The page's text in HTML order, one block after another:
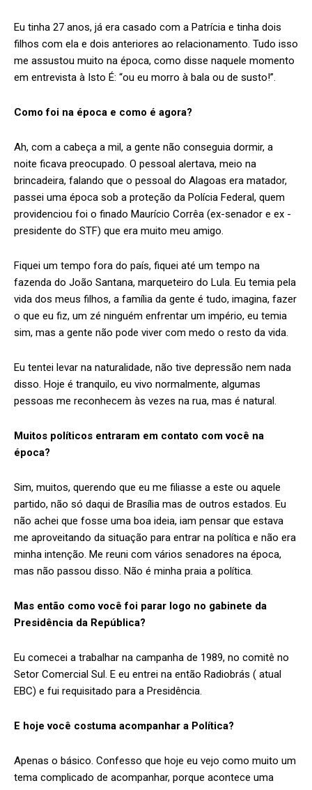
Eu tinha 27 anos, já era casado com a Patrícia e tinha dois
filhos com ela e dois anteriores ao relacionamento. Tudo isso
me assustou muito na época, como disse naquele momento
em entrevista à Isto É: “ou eu morro à bala ou de susto!”.
Como foi na época e como é agora?
Ah, com a cabeça a mil, a gente não conseguia dormir, a
noite ficava preocupado. O pessoal alertava, meio na
brincadeira, falando que o pessoal do Alagoas era matador,
passei uma época sob a proteção da Polícia Federal, quem
providenciou foi o finado Maurício Corrêa (ex-senador e ex -
presidente do STF) que era muito meu amigo.
Fiquei um tempo fora do país, fiquei até um tempo na
fazenda do João Santana, marqueteiro do Lula. Eu temia pela
vida dos meus filhos, a família da gente é tudo, imagina, fazer
o que eu fiz, um zé ninguém enfrentar um império, eu temia
sim, mas a gente não pode viver com medo o resto da vida.
Eu tentei levar na naturalidade, não tive depressão nem nada
disso. Hoje é tranquilo, eu vivo normalmente, algumas
pessoas me reconhecem às vezes na rua, mas é natural.
Muitos políticos entraram em contato com você na
época?
Sim, muitos, querendo que eu me filiasse a este ou aquele
partido, não só daqui de Brasília mas de outros estados. Eu
não achei que fosse uma boa ideia, iam pensar que estava
me aproveitando da situação para entrar na política e não era
minha intenção. Me reuni com vários senadores na época,
mas não passou disso. Não é minha praia a política.
Mas então como você foi parar logo no gabinete da
Presidência da República?
Eu comecei a trabalhar na campanha de 1989, no comitê no
Setor Comercial Sul. E eu entrei na então Radiobrás ( atual
EBC) e fui requisitado para a Presidência.
E hoje você costuma acompanhar a Política?
Apenas o básico. Confesso que hoje eu vejo como muito um
tema complicado de acompanhar, porque acontece uma